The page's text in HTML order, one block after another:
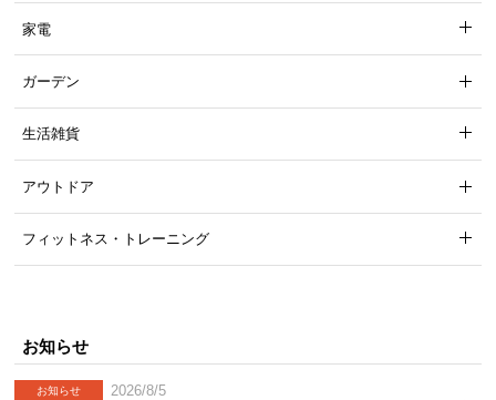
家電
ガーデン
生活雑貨
アウトドア
フィットネス・トレーニング
お知らせ
お知らせ
2026/8/5